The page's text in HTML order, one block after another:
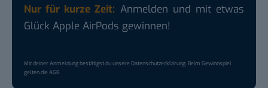
Nur für kurze Zeit: Anmelden und mit etwas
Glück Apple AirPods gewinnen!
Mit deiner Anmeldung bestätigst du unsereDatenschutzerklärung. Beim Gewinnspiel
gelten dieAGB.